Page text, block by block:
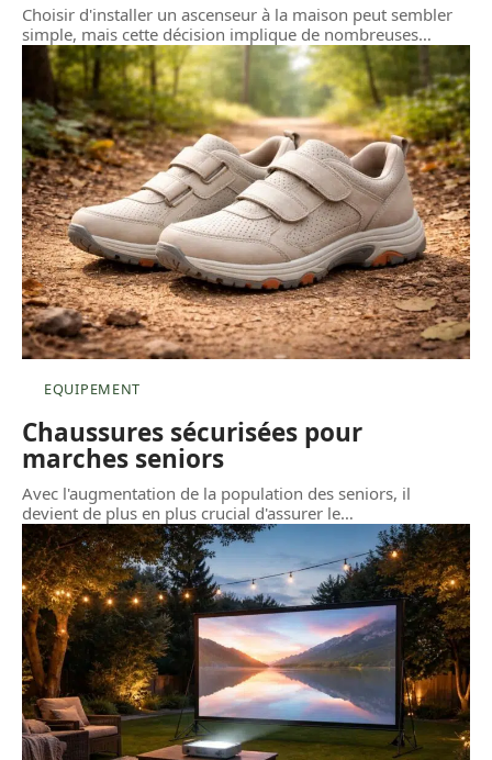
Choisir d'installer un ascenseur à la maison peut sembler
simple, mais cette décision implique de nombreuses…
EQUIPEMENT
Chaussures sécurisées pour
marches seniors
Avec l'augmentation de la population des seniors, il
devient de plus en plus crucial d'assurer le…